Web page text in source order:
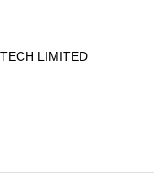
LIMITED